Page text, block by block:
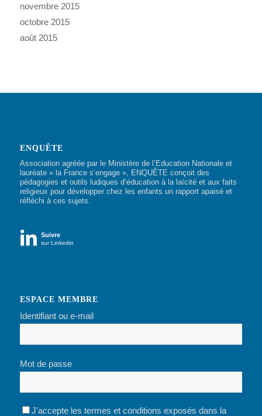
novembre 2015
octobre 2015
août 2015
ENQUÊTE
Association agréée par le Ministère de l’Education Nationale et
lauréate « la France s’engage », ENQUÊTE conçoit des
pédagogies et outils ludiques d’éducation à la laïcité et aux faits
religieux pour développer chez les enfants un rapport apaisé et
réfléchi à ces sujets.
 Suivre
sur Linkedin
ESPACE MEMBRE
Identifiant ou e-mail
Mot de passe
J'accepte les termes et conditions exposés dans la